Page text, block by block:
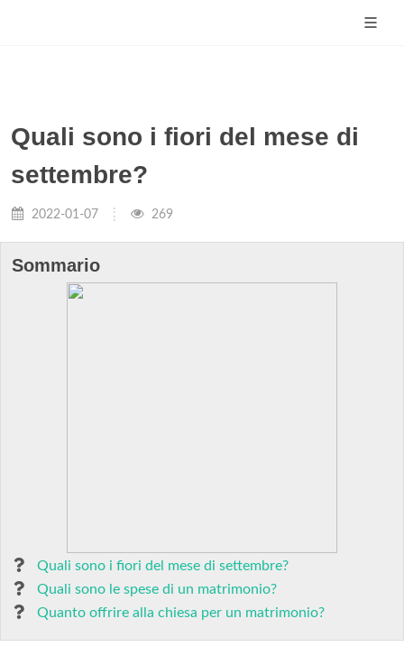
Quali sono i fiori del mese di
settembre?
2022-01-07 269
Sommario
Quali sono i fiori del mese di settembre?
Quali sono le spese di un matrimonio?
Quanto offrire alla chiesa per un matrimonio?